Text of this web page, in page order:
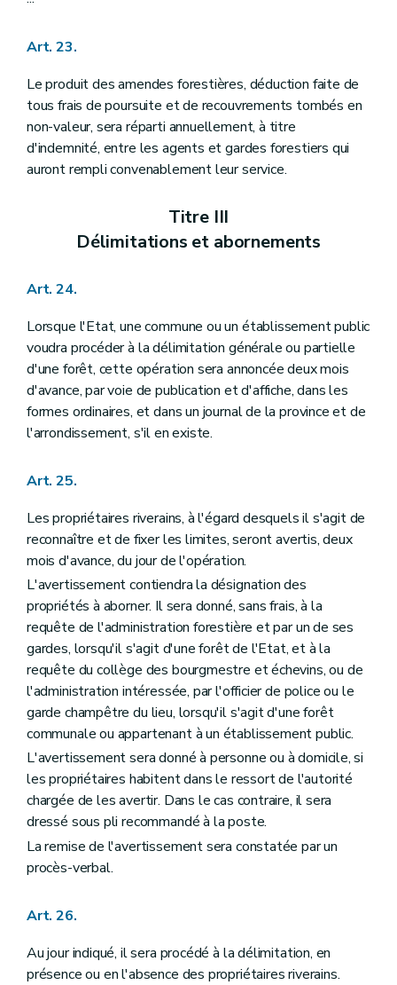
Art. 23.
Le produit des amendes forestières, déduction faite de
tous frais de poursuite et de recouvrements tombés en
non-valeur, sera réparti annuellement, à titre
d'indemnité, entre les agents et gardes forestiers qui
auront rempli convenablement leur service.
Titre III
Délimitations et abornements
Art. 24.
Lorsque l'Etat, une commune ou un établissement public
voudra procéder à la délimitation générale ou partielle
d'une forêt, cette opération sera annoncée deux mois
d'avance, par voie de publication et d'affiche, dans les
formes ordinaires, et dans un journal de la province et de
l'arrondissement, s'il en existe.
Art. 25.
Les propriétaires riverains, à l'égard desquels il s'agit de
reconnaître et de fixer les limites, seront avertis, deux
mois d'avance, du jour de l'opération.
L'avertissement contiendra la désignation des
propriétés à aborner. Il sera donné, sans frais, à la
requête de l'administration forestière et par un de ses
gardes, lorsqu'il s'agit d'une forêt de l'Etat, et à la
requête du collège des bourgmestre et échevins, ou de
l'administration intéressée, par l'officier de police ou le
garde champêtre du lieu, lorsqu'il s'agit d'une forêt
communale ou appartenant à un établissement public.
L'avertissement sera donné à personne ou à domicile, si
les propriétaires habitent dans le ressort de l'autorité
chargée de les avertir. Dans le cas contraire, il sera
dressé sous pli recommandé à la poste.
La remise de l'avertissement sera constatée par un
procès-verbal.
Art. 26.
Au jour indiqué, il sera procédé à la délimitation, en
présence ou en l'absence des propriétaires riverains.